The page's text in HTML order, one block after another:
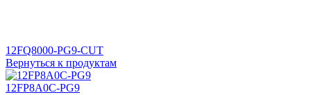
12FQ8000-PG9-CUT
Вернуться к продуктам
12FP8A0C-PG9